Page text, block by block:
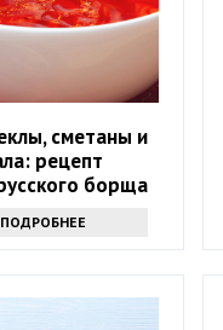
сметаны и
рецепт
борща
ПОДРОБНЕЕ